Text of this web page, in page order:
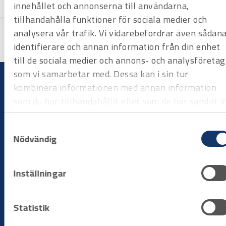
innehållet och annonserna till användarna,
tillhandahålla funktioner för sociala medier och
analysera vår trafik. Vi vidarebefordrar även sådana
identifierare och annan information från din enhet
till de sociala medier och annons- och analysföretag
som vi samarbetar med. Dessa kan i sin tur
kombinera informationen med annan information
när du har använt deras tjänster.
Nödvändig
Inställningar
Statistik
placeholder="Översättning" data-
ved="2ahUKEwiA7MHMirCSAxW8
FRAIHa4NMqgQ3ewLegQIDBAW"
aria-label="Översatt text: Fiber-
Deck®-plattform – 1,65 m längd
med lucka – MiTOWER PLUS">
<span class="Y2IQFc"
lang="sv">Fiber-Deck®-plattform
– 1,65 m längd med lucka –
MiTOWER PLUS</span></pre>
rg
Hyr när du behöver det
maskinerna är redo att användas när du behöver dem.